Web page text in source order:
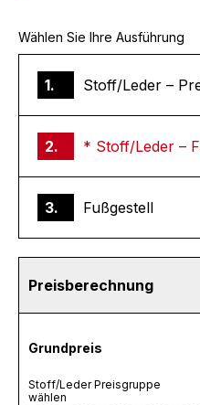
Wählen Sie Ihre Ausführung
1. Stoff/Leder –
2. * Stoff/Leder –
3. Fußgestell
Preisberechnung
Grundpreis
Stoff/Leder Preisgruppe
wählen